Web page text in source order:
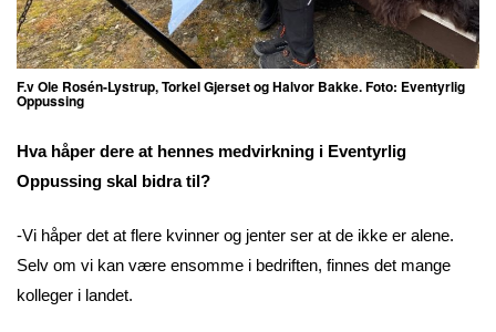
F.v Ole Rosén-Lystrup, Torkel Gjerset og Halvor Bakke. Foto: Eventyrlig
Oppussing
Hva håper dere at hennes medvirkning i Eventyrlig
Oppussing skal bidra til?
-Vi håper det at flere kvinner og jenter ser at de ikke er alene.
Selv om vi kan være ensomme i bedriften, finnes det mange
kolleger i landet.